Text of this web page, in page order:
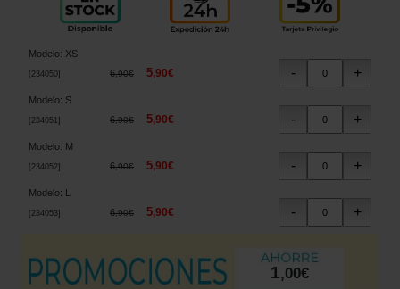
Modelo: XS
234050] 6,90€ 5,90€
Modelo: S
234051 ] 6,90€ 5,90€
Modelo: M
234052] 6,90€ 5,90€
Modelo:
234053 ] 6,90€ 5,90€
1,00€